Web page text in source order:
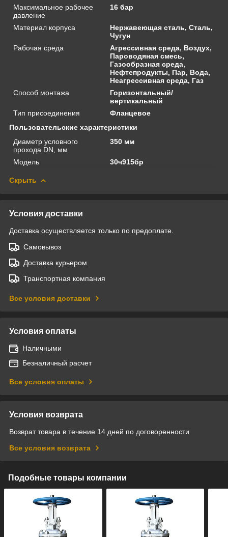
Максимальное рабочее
давление
16 бар
Материал корпуса
Нержавеющая сталь, Сталь,
Чугун
Рабочая среда
Агрессивная среда, Воздух,
Пароводяная смесь,
Газообразная среда,
Нефтепродукты, Пар, Вода,
Неагрессивная среда, Газ
Способ монтажа
Горизонтальный/
вертикальный
Тип присоединения
Фланцевое
Пользовательские характеристики
Диаметр условного
прохода DN, мм
350 мм
Модель 30ч915бр
Скрыть
Условия доставки
Доставка осуществляется только по предоплате.
Самовывоз
Доставка курьером
Транспортная компания
Все условия доставки
Условия оплаты
Наличными
Безналичный расчет
Все условия оплаты
Условия возврата
Возврат товара в течение 14 дней по договоренности
Все условия возврата
Подобные товары компании